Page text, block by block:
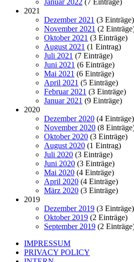
Januar 2022 (7 Einträge)
2021
Dezember 2021 (3 Einträge)
November 2021 (2
Oktober 2021 (3 Einträge)
August 2021 (1 Eintrag)
Juli 2021 (7 Einträge)
Juni 2021 (6 Einträge)
Mai 2021 (6 Einträge)
April 2021 (5 Einträge)
Februar 2021 (3 Einträge)
Januar 2021 (9 Einträge)
2020
Dezember 2020 (4 Einträge)
November 2020 (8
Oktober 2020 (3 Einträge)
August 2020 (1 Eintrag)
Juli 2020 (3 Einträge)
Juni 2020 (3 Einträge)
Mai 2020 (4 Einträge)
April 2020 (4 Einträge)
März 2020 (3 Einträge)
2019
Dezember 2019 (3 Einträge)
Oktober 2019 (2 Einträge)
September 2019 (2
IMPRESSUM
PRIVACY POLICY